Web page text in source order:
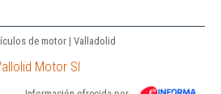
de motor | Valladolid
Motor Sl